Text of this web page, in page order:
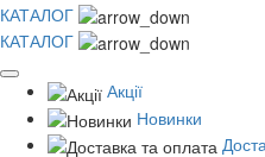
КАТАЛОГ
КАТАЛОГ
Акції
Новинки